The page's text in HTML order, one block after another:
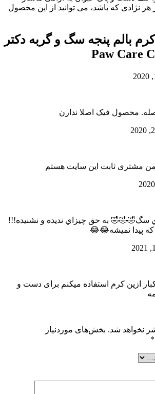
نژادی که باشد، می توانید از این محصول
کرم بالم پنجه سگ و گربه دکتر
محصول فیک اصلا ندارن
من مشتری ثابت این سایت هستم
به حق چيزاي نديده و نشنيده!!!
كه پيدا نميشه😂😂
ازین کرم استفاده میکنم برای دست و
نخواهد شد. بخش‌های موردنیاز
*